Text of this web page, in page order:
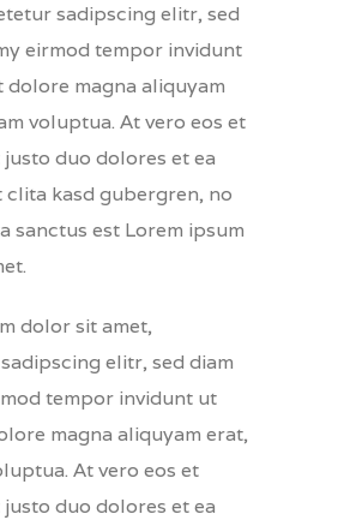
sadipscing elitr, sed
eirmod tempor invidunt
dolore magna aliquyam
voluptua. At vero eos et
duo dolores et ea
clita kasd gubergren, no
sanctus est Lorem ipsum
dolor sit amet,
elitr, sed diam
tempor invidunt ut
magna aliquyam erat,
At vero eos et
duo dolores et ea